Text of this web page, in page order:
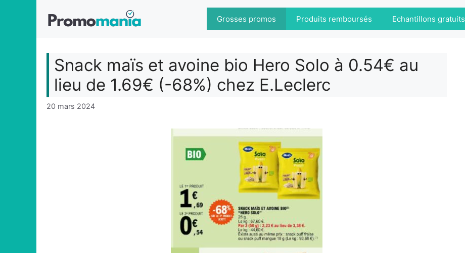
Grosses promos Produits remboursés Echantillons gratuits
Snack maïs et avoine bio Hero Solo à 0.54€ au
lieu de 1.69€ (-68%) chez E.Leclerc
20 mars 2024